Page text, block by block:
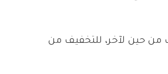
من حين لآخر، للتخفيف من